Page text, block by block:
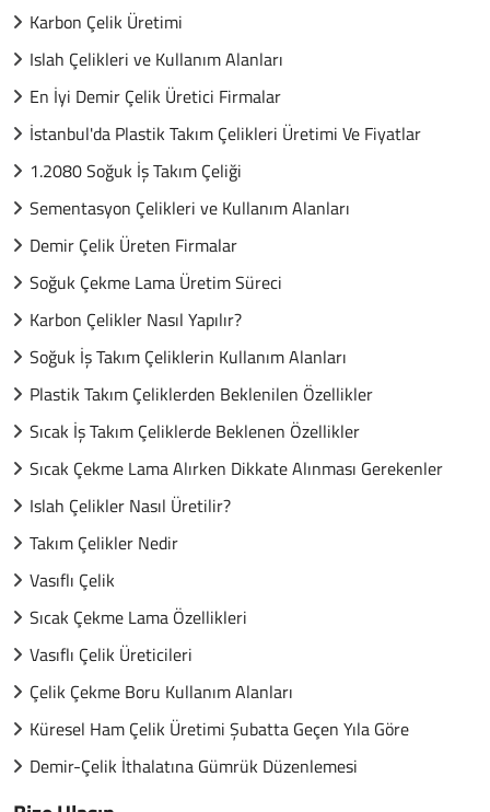
Karbon Çelik Üretimi
Islah Çelikleri ve Kullanım Alanları
En İyi Demir Çelik Üretici Firmalar
İstanbul'da Plastik Takım Çelikleri Üretimi Ve Fiyatlar
1.2080 Soğuk İş Takım Çeliği
Sementasyon Çelikleri ve Kullanım Alanları
Demir Çelik Üreten Firmalar
Soğuk Çekme Lama Üretim Süreci
Karbon Çelikler Nasıl Yapılır?
Soğuk İş Takım Çeliklerin Kullanım Alanları
Plastik Takım Çeliklerden Beklenilen Özellikler
Sıcak İş Takım Çeliklerde Beklenen Özellikler
Sıcak Çekme Lama Alırken Dikkate Alınması Gerekenler
Islah Çelikler Nasıl Üretilir?
Takım Çelikler Nedir
Vasıflı Çelik
Sıcak Çekme Lama Özellikleri
Vasıflı Çelik Üreticileri
Çelik Çekme Boru Kullanım Alanları
Küresel Ham Çelik Üretimi Şubatta Geçen Yıla Göre
Demir-Çelik İthalatına Gümrük Düzenlemesi